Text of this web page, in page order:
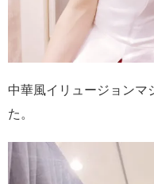
中華風イリュージョンマ
た。